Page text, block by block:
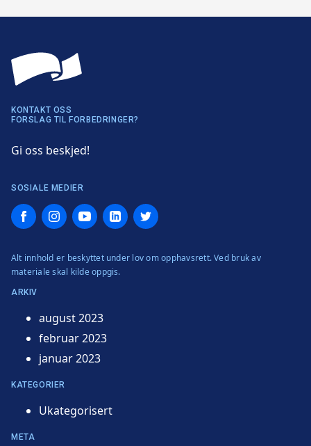
KONTAKT OSS
FORSLAG TIL FORBEDRINGER?
Gi oss beskjed!
SOSIALE MEDIER
FacebookInstagramYouTubeLinkedInTwitter
Alt innhold er beskyttet under lov om opphavsrett. Ved bruk av
materiale skal kilde oppgis.
ARKIV
august 2023
februar 2023
januar 2023
KATEGORIER
Ukategorisert
META